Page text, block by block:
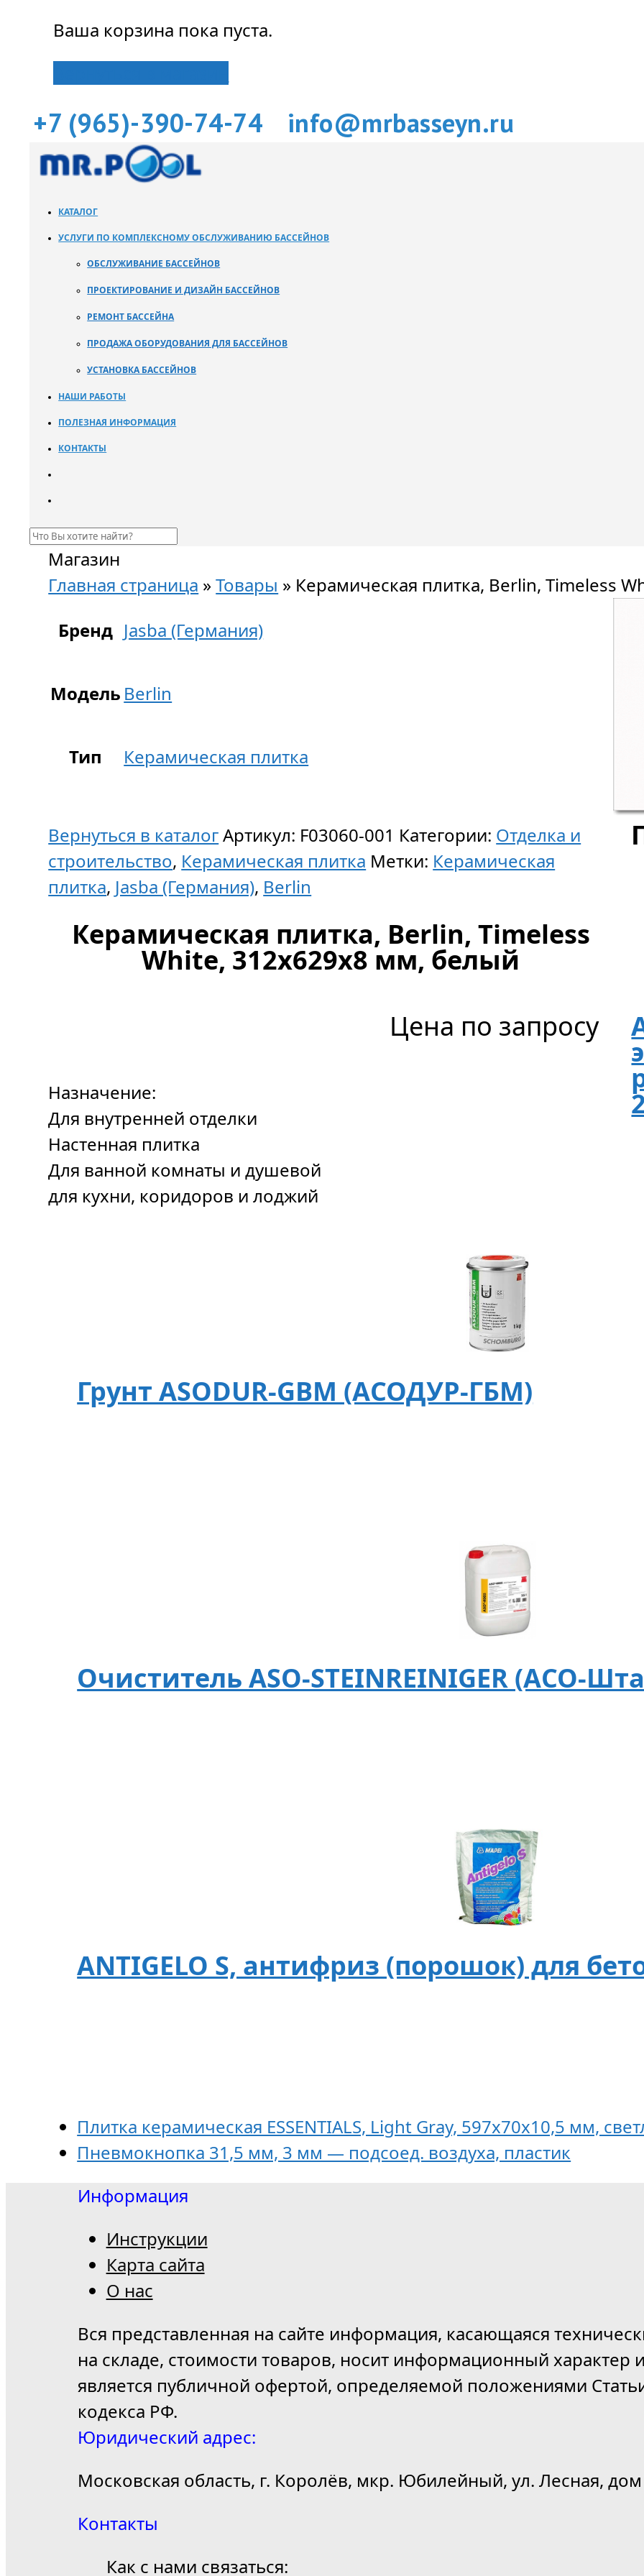
Ваша корзина пока пуста.
+7 (965)-390-74-74 info@mrbasseyn.ru
КАТАЛОГ
УСЛУГИ ПО КОМПЛЕКСНОМУ ОБСЛУЖИВАНИЮ БАССЕЙНОВ
ОБСЛУЖИВАНИЕ БАССЕЙНОВ
ПРОЕКТИРОВАНИЕ И ДИЗАЙН БАССЕЙНОВ
РЕМОНТ БАССЕЙНА
ПРОДАЖА ОБОРУДОВАНИЯ ДЛЯ БАССЕЙНОВ
УСТАНОВКА БАССЕЙНОВ
НАШИ РАБОТЫ
ПОЛЕЗНАЯ ИНФОРМАЦИЯ
КОНТАКТЫ
Магазин
Главная страница »Товары » Керамическая плитка, Berlin, Timeless
Вернуться в каталогАртикул: F03060-001 Категории: Отделка и
строительство, Керамическая плитка Метки: Керамическая
плитка, Jasba (Германия), Berlin
Керамическая плитка, Berlin, Timeless
White, 312x629x8 мм, белый
Цена по запросу
Назначение:
Для внутренней отделки
Настенная плитка
Для ванной комнаты и душевой
для кухни, коридоров и лоджий
Бренд Jasba (Германия)
Модель Berlin
Тип Керамическая плитка
Грунт ASODUR-GBM (АСОДУР-ГБМ)
Очиститель ASO-STEINREINIGER (АСО-
ANTIGELO S, антифриз (порошок) для
Плитка керамическая ESSENTIALS, Light Gray, 597x70x10,5 мм,
Пневмокнопка 31,5 мм, 3 мм — подсоед. воздуха, пластик
Информация
Инструкции
Карта сайта
О нас
Вся представленная на сайте информация, касающаяся
на складе, стоимости товаров, носит информационный характер
является публичной офертой, определяемой положениями
кодекса РФ.
Юридический адрес:
Московская область, г. Королёв, мкр. Юбилейный, ул. Лесная,
Контакты
Как с нами связаться: